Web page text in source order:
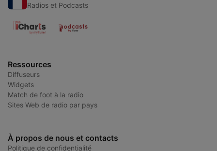
Radios et Podcasts
Ressources
Diffuseurs
Widgets
Match de foot à la radio
Sites Web de radio par pays
À propos de nous et contacts
Politique de confidentialité